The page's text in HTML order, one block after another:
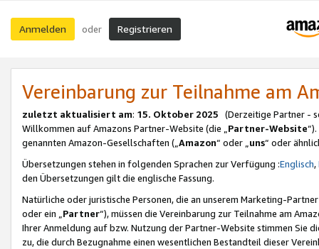
Anmelden oder Registrieren
Vereinbarung zur Teilnahme am
zuletzt aktualisiert am: 15. Oktober 2025 (Derzeitige Partner -
Willkommen auf Amazons Partner-Website (die „Partner-Website
genannten Amazon-Gesellschaften („Amazon“ oder „uns“ oder
Übersetzungen stehen in folgenden Sprachen zur Verfügung :Englisch,
den Übersetzungen gilt die englische Fassung.
Natürliche oder juristische Personen, die an unserem Marketing-
oder ein „Partner“), müssen die Vereinbarung zur Teilnahme am
Ihrer Anmeldung auf bzw. Nutzung der Partner-Website stimmen Sie
zu, die durch Bezugnahme einen wesentlichen Bestandteil dieser